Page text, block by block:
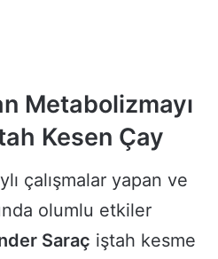
Metabolizmayı
Kesen Çay
çalışmalar yapan ve
olumlu etkiler
Saraç iştah kesme